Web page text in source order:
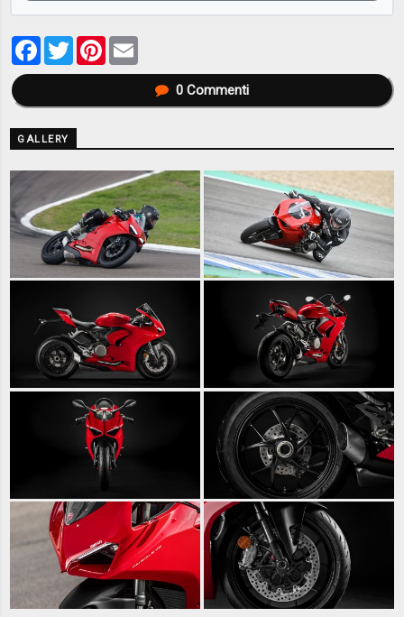
Facebook
TwitterPinterest
0Commenti
GALLERY